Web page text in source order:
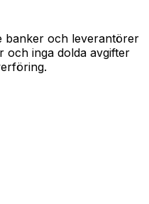
banker och leverantörer
och inga dolda avgifter